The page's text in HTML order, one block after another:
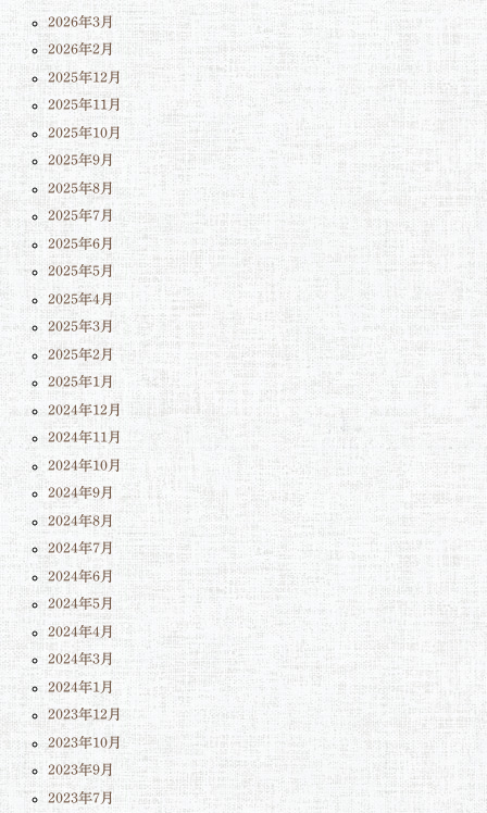
2026年3月
2026年2月
2025年12月
2025年11月
2025年10月
2025年9月
2025年8月
2025年7月
2025年6月
2025年5月
2025年4月
2025年3月
2025年2月
2025年1月
2024年12月
2024年11月
2024年10月
2024年9月
2024年8月
2024年7月
2024年6月
2024年5月
2024年4月
2024年3月
2024年1月
2023年12月
2023年10月
2023年9月
2023年7月